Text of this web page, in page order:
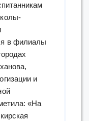
в филиалы
и
«На